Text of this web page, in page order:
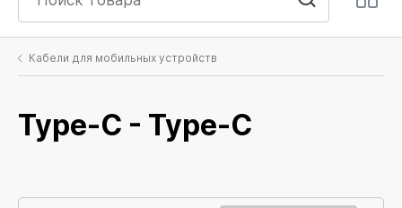
Кабели для мобильных устройств
Type-C - Type-C